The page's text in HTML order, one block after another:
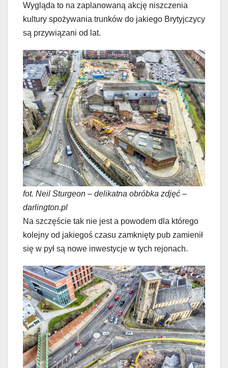
Wygląda to na zaplanowaną akcję niszczenia
kultury spożywania trunków do jakiego Brytyjczycy
są przywiązani od lat.
fot. Neil Sturgeon – delikatna obróbka zdjęć –
darlington.pl
Na szczęście tak nie jest a powodem dla którego
kolejny od jakiegoś czasu zamknięty pub zamienił
się w pył są nowe inwestycje w tych rejonach.